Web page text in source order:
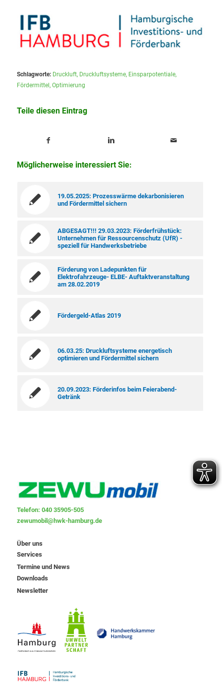
Schlagworte: Druckluft, Druckluftsysteme, Einsparpotentiale,
Fördermittel, Optimierung
Teile diesen Eintrag
Möglicherweise interessiert Sie:
19.05.2025: Prozesswärme dekarbonisieren
und Fördermittel sichern
ABGESAGT!!! 29.03.2023: Förderfrühstück:
Unternehmen für Ressourcenschutz (UfR) -
speziell für Handwerksbetriebe
Förderung von Ladepunkten für
Elektrofahrzeuge- ELBE- Auftaktveranstaltung
am 28.02.2019
Fördergeld-Atlas 2019
06.03.25: Druckluftsysteme energetisch
optimieren und Fördermittel sichern
20.09.2023: Förderinfos beim Feierabend-
Getränk
Telefon: 040 35905-505
zewumobil@hwk-hamburg.de
Über uns
Services
Termine und News
Downloads
Newsletter